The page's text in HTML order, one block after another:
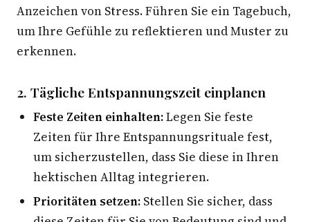
Anzeichen von Stress. Führen Sie ein Tagebuch,
um Ihre Gefühle zu reflektieren und Muster zu
erkennen.
2. Tägliche Entspannungszeit einplanen
Feste Zeiten einhalten:Legen Sie feste
Zeiten für Ihre Entspannungsrituale fest,
um sicherzustellen, dass Sie diese in Ihren
hektischen Alltag integrieren.
Prioritäten setzen: Stellen Sie sicher, dass